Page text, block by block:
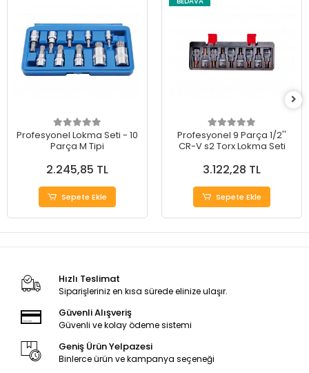
Profesyonel Lokma Seti - 10
Parça M Tipi
2.245,85 TL
Sepete Ekle
Profesyonel 9 Parça 1/2''
CR-V s2 Torx Lokma Seti
3.122,28 TL
Sepete Ekle
Hızlı Teslimat
Siparişleriniz en kısa sürede elinize ulaşır.
Güvenli Alışveriş
Güvenli ve kolay ödeme sistemi
Geniş Ürün Yelpazesi
Binlerce ürün ve kampanya seçeneği